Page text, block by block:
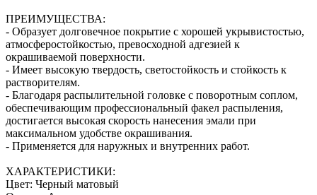
ПРЕИМУЩЕСТВА:
- Образует долговечное покрытие с хорошей укрывистостью,
атмосферостойкостью, превосходной адгезией к
окрашиваемой поверхности.
- Имеет высокую твердость, светостойкость и стойкость к
растворителям.
- Благодаря распылительной головке с поворотным соплом,
обеспечивающим профессиональный факел распыления,
достигается высокая скорость нанесения эмали при
максимальном удобстве окрашивания.
- Применяется для наружных и внутренних работ.
ХАРАКТЕРИСТИКИ:
Цвет: Черный матовый